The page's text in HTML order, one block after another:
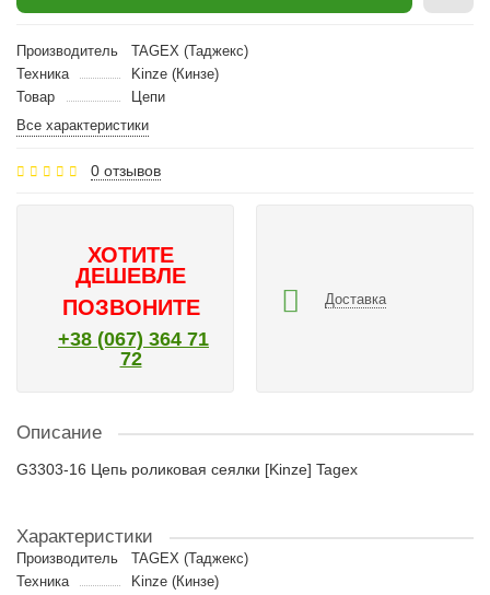
Производитель
TAGEX (Таджекс)
Техника
Kinze (Кинзе)
Товар
Цепи
Все характеристики
0 отзывов
ХОТИТЕ
ДЕШЕВЛЕ
ПОЗВОНИТЕ
+38 (067) 364 71
72
Доставка
Описание
G3303-16 Цепь роликовая сеялки [Kinze] Tagex
Характеристики
Производитель
TAGEX (Таджекс)
Техника
Kinze (Кинзе)